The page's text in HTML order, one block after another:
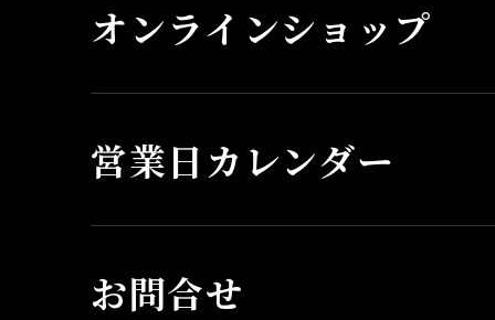
オンラインショップ
営業日カレンダー
お問合せ